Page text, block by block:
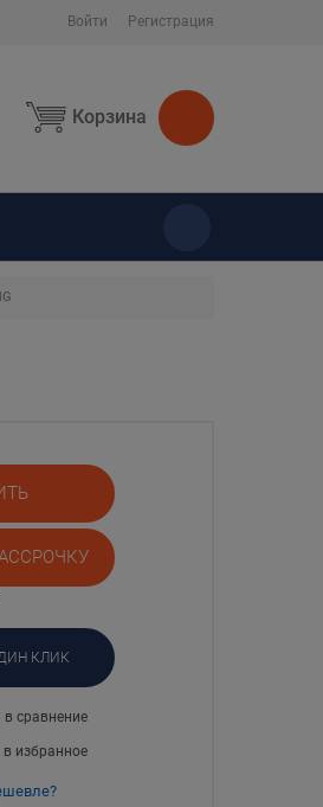
Войти Регистрация
Корзина
КЛИК
сравнение
избранное